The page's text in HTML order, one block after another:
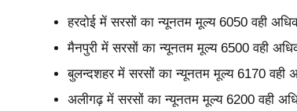
हरदोई में सरसों का न्यूनतम मूल्य 6050 वही
मैनपुरी में सरसों का न्यूनतम मूल्य 6500 वही
बुलन्दशहर में सरसों का न्यूनतम मूल्य 6170 वही
अलीगढ़ में सरसों का न्यूनतम मूल्य 6200 वही